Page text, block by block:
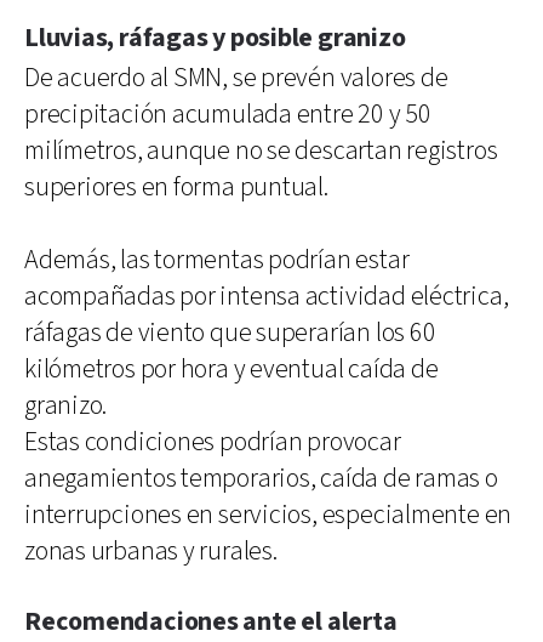
Lluvias, ráfagas y posible granizo
De acuerdo al SMN, se prevén valores de
precipitación acumulada entre 20 y 50
milímetros, aunque no se descartan registros
superiores en forma puntual.
Además, las tormentas podrían estar
acompañadas por intensa actividad eléctrica,
ráfagas de viento que superarían los 60
kilómetros por hora y eventual caída de
granizo.
Estas condiciones podrían provocar
anegamientos temporarios, caída de ramas o
interrupciones en servicios, especialmente en
zonas urbanas y rurales.
Recomendaciones ante el alerta